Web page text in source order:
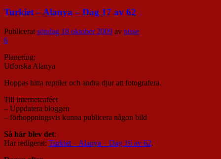
Turkiet – Alanya – Dag 17 av 62
Publicerat söndag 18 oktober 2009 av nisse
6
Planering:
Utforska Alanya
Hoppas hitta reptiler och andra djur att fotografera.
Till internetcaféet
– Uppdatera bloggen
– förhoppningsvis kunna publicera någon bild
Så här blev det:
Har redigerat: Turkiet – Alanya – Dag 16 av 62.